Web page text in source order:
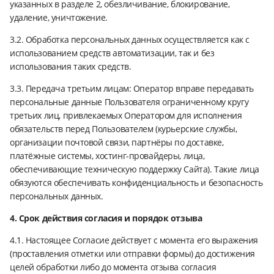
указанных в разделе 2, обезличивание, блокирование,
удаление, уничтожение.
3.2. Обработка персональных данных осуществляется как с
использованием средств автоматизации, так и без
использования таких средств.
3.3. Передача третьим лицам: Оператор вправе передавать
персональные данные Пользователя ограниченному кругу
третьих лиц, привлекаемых Оператором для исполнения
обязательств перед Пользователем (курьерские службы,
организации почтовой связи, партнёры по доставке,
платёжные системы, хостинг-провайдеры, лица,
обеспечивающие техническую поддержку Сайта). Такие лица
обязуются обеспечивать конфиденциальность и безопасность
персональных данных.
4. Срок действия согласия и порядок отзыва
4.1. Настоящее Согласие действует с момента его выражения
(проставления отметки или отправки формы) до достижения
целей обработки либо до момента отзыва согласия